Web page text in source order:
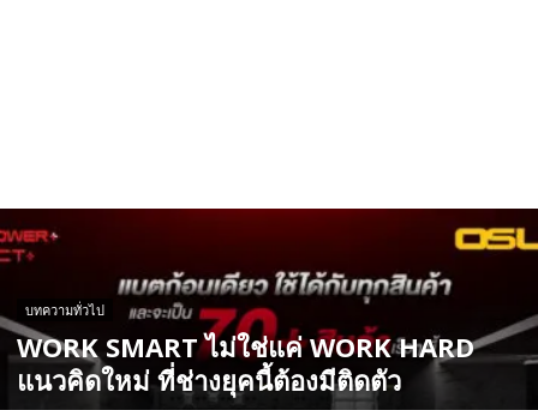
บทความทั่วไป
WORK SMART ไม่ใช่แค่ WORK HARD
แนวคิดใหม่ ที่ช่างยุคนี้ต้องมีติดตัว